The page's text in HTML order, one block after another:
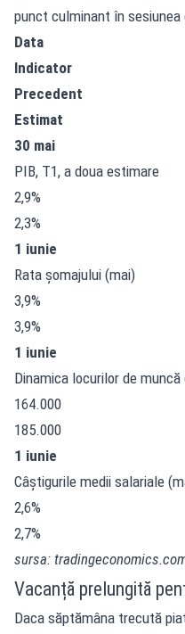
punct culminant în sesiunea
Data
Indicator
Precedent
Estimat
30 mai
PIB, T1, a doua estimare
2,9%
2,3%
1 iunie
Rata șomajului (mai)
3,9%
3,9%
1 iunie
Dinamica locurilor de muncă
164.000
185.000
1 iunie
Câștigurile medii salariale
2,6%
2,7%
sursa:
Vacanță prelungită
Daca săptămâna trecută